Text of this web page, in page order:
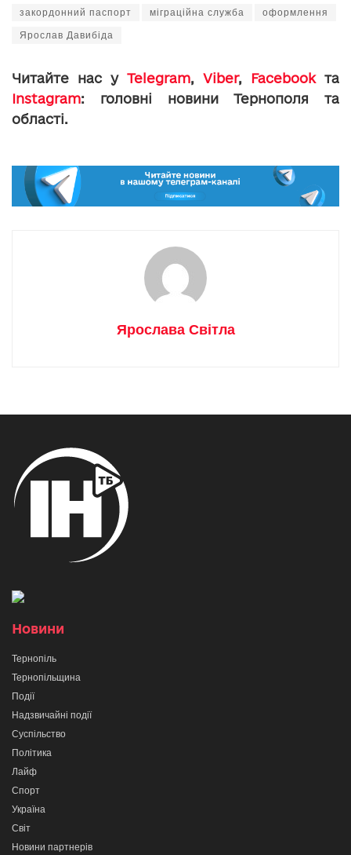
закордонний паспорт міграційна служба оформлення
Ярослав Давибіда
Читайте нас у Telegram, Viber, Facebookта
Instagram: головні новини Тернополя та
області.
Ярослава Світла
Новини
Тернопіль
Тернопільщина
Події
Надзвичайні події
Суспільство
Політика
Лайф
Спорт
Україна
Світ
Новини партнерів